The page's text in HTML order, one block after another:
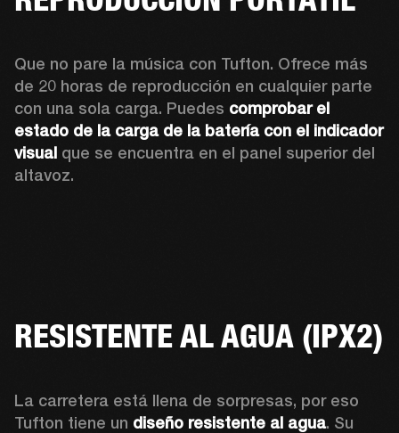
Que no pare la música con Tufton. Ofrece más
de 20 horas de reproducción en cualquier parte
con una sola carga. Puedes comprobar el
estado de la carga de la batería con el indicador
visual que se encuentra en el panel superior del
altavoz.
RESISTENTE AL AGUA (IPX2)
La carretera está llena de sorpresas, por eso
Tufton tiene un diseño resistente al agua. Su